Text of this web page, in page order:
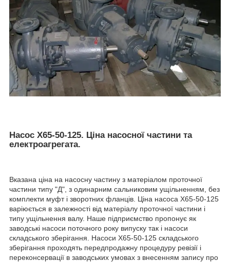
Насос Х65-50-125. Ціна насосної частини та
електроагрегата.
Вказана ціна на насосну частину з матеріалом проточної
частини типу "Д", з одинарним сальниковим ущільненням, без
комплекти муфт і зворотних фланців. Ціна насоса Х65-50-125
варіюється в залежності від матеріалу проточної частини і
типу ущільнення валу. Наше підприємство пропонує як
заводські насоси поточного року випуску так і насоси
складського зберігання. Насоси Х65-50-125 складського
зберігання проходять передпродажну процедуру ревізії і
переконсервації в заводських умовах з внесенням запису про